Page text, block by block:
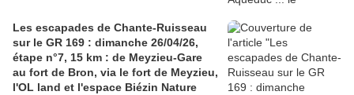
Les escapades de Chante-Ruisseau
sur le GR 169 : dimanche 26/04/26,
étape n°7, 15 km : de Meyzieu-Gare
au fort de Bron, via le fort de Meyzieu,
l'OL land et l'espace Biézin Nature